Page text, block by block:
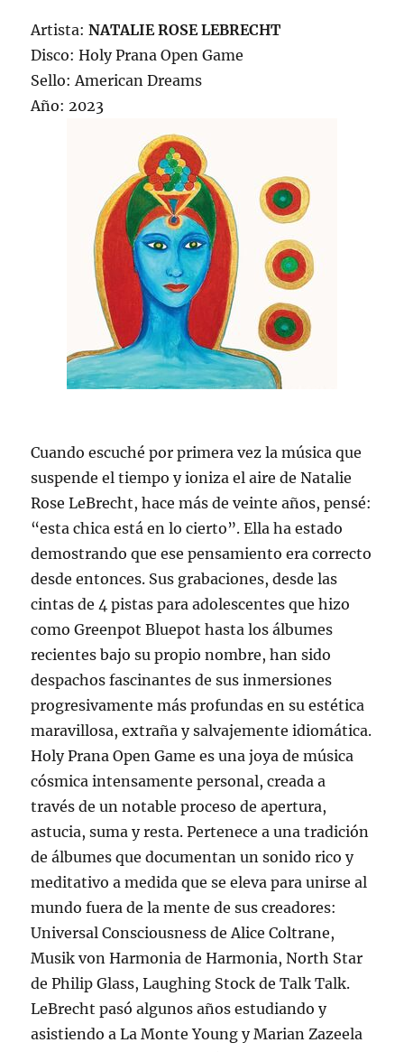
Artista:NATALIE ROSE LEBRECHT
Disco: Holy Prana Open Game
Sello: American Dreams
Año: 2023
Cuando escuché por primera vez la música que
suspende el tiempo y ioniza el aire de Natalie
Rose LeBrecht, hace más de veinte años, pensé:
“esta chica está en lo cierto”. Ella ha estado
demostrando que ese pensamiento era correcto
desde entonces. Sus grabaciones, desde las
cintas de 4 pistas para adolescentes que hizo
como Greenpot Bluepot hasta los álbumes
recientes bajo su propio nombre, han sido
despachos fascinantes de sus inmersiones
progresivamente más profundas en su estética
maravillosa, extraña y salvajemente idiomática.
Holy Prana Open Game es una joya de música
cósmica intensamente personal, creada a
través de un notable proceso de apertura,
astucia, suma y resta. Pertenece a una tradición
de álbumes que documentan un sonido rico y
meditativo a medida que se eleva para unirse al
mundo fuera de la mente de sus creadores:
Universal Consciousness de Alice Coltrane,
Musik von Harmonia de Harmonia, North Star
de Philip Glass, Laughing Stock de Talk Talk.
LeBrecht pasó algunos años estudiando y
asistiendo a La Monte Young y Marian Zazeela